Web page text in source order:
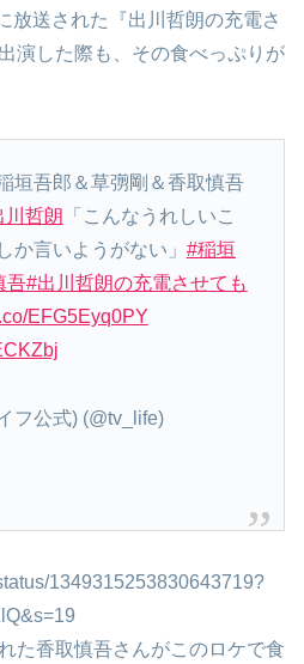
放送された『出川哲朗の充電さ
演した際も、その食べっぷりが
垣吾郎＆草彅剛＆香取慎吾
川哲朗
「こんなうれしいこ
か言いようがない」 #稲垣
吾#出川哲朗の充電させても
EFG5Eyq0PY
フ公式) (@tv_life)
1349315253830643719?
た香取慎吾さんがこのロケで食